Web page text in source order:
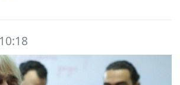
10:18